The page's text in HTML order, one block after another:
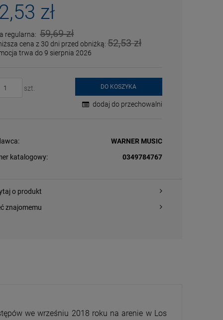
zł
regularna: 59,69 zł
cena z 30 dni przed obniżką:52,53 zł
trwa do 9 sierpnia 2026
szt. DO KOSZYKA
dodaj do przechowalni
WARNER MUSIC
katalogowy:
0349784767
o produkt
znajomemu
we wrześniu 2018 roku na arenie w Los